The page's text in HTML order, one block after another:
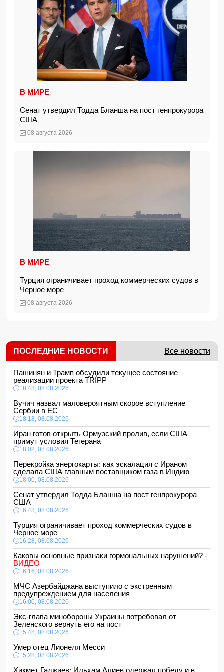
В МИРЕ
Сенат утвердил Тодда Бланша на пост генпрокурора
США
08 августа 2026
В МИРЕ
Турция ограничивает проход коммерческих судов в
Черное море
08 августа 2026
ПОСЛЕДНИЕ НОВОСТИ Все новости
Пашинян и Трамп обсудили текущее состояние
реализации проекта TRIPP
18:48, 08.08.2026
Вучич назвал маловероятным скорое вступление
Сербии в ЕС
18:18, 08.08.2026
Иран готов открыть Ормузский пролив, если США
примут условия Тегерана
18:02, 08.08.2026
Перекройка энергокарты: как эскалация с Ираном
сделала США главным поставщиком газа в Индию
18:00, 08.08.2026
Сенат утвердил Тодда Бланша на пост генпрокурора
США
16:48, 08.08.2026
Турция ограничивает проход коммерческих судов в
Черное море
16:28, 08.08.2026
Каковы основные признаки гормональных нарушений? -
ВИДЕО
16:16, 08.08.2026
МЧС Азербайджана выступило с экстренным
предупреждением для населения
16:00, 08.08.2026
Экс-глава минобороны Украины потребовал от
Зеленского вернуть его на пост
15:48, 08.08.2026
Умер отец Лионеля Месси
15:28, 08.08.2026
Хикмет Гаджиев: Ильхам Алиев одержал победу и в